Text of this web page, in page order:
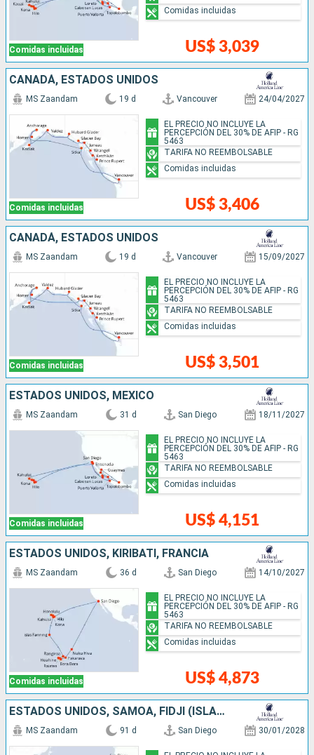
Comidas incluidas US$ 3,039
Comidas incluidas
CANADÁ, ESTADOS UNIDOS
Comidas incluidas
MS Zaandam 19 d Vancouver 24/04/2027
US$ 3,406
EL PRECIO NO INCLUYE LA
PERCEPCIÓN DEL 30% DE AFIP - RG
5463
TARIFA NO REEMBOLSABLE
Comidas incluidas
CANADÁ, ESTADOS UNIDOS
Comidas incluidas
MS Zaandam 19 d Vancouver 15/09/2027
US$ 3,501
EL PRECIO NO INCLUYE LA
PERCEPCIÓN DEL 30% DE AFIP - RG
5463
TARIFA NO REEMBOLSABLE
Comidas incluidas
ESTADOS UNIDOS, MÉXICO
Comidas incluidas
MS Zaandam 31 d San Diego 18/11/2027
US$ 4,151
EL PRECIO NO INCLUYE LA
PERCEPCIÓN DEL 30% DE AFIP - RG
5463
TARIFA NO REEMBOLSABLE
Comidas incluidas
ESTADOS UNIDOS, KIRIBATI, FRANCIA
Comidas incluidas
MS Zaandam 36 d San Diego 14/10/2027
US$ 4,873
EL PRECIO NO INCLUYE LA
PERCEPCIÓN DEL 30% DE AFIP - RG
5463
TARIFA NO REEMBOLSABLE
Comidas incluidas
ESTADOS UNIDOS, SAMOA, FIDJI (ISLAS), NUEVA CALEDONIA, VANUATU, PAPÚA NUEVA GUINEA, AUSTRALIA, NUEVA ZELANDA, TONGA, FRANCIA
MS Zaandam 91 d San Diego 30/01/2028